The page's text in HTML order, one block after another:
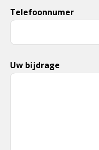
Telefoonnumer
Uw bijdrage